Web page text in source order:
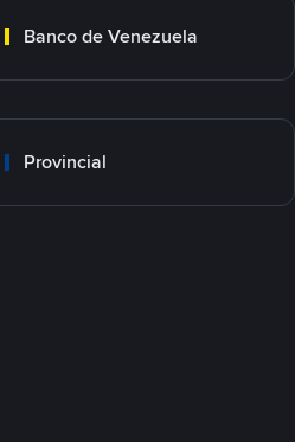
Banco de Venezuela
Provincial